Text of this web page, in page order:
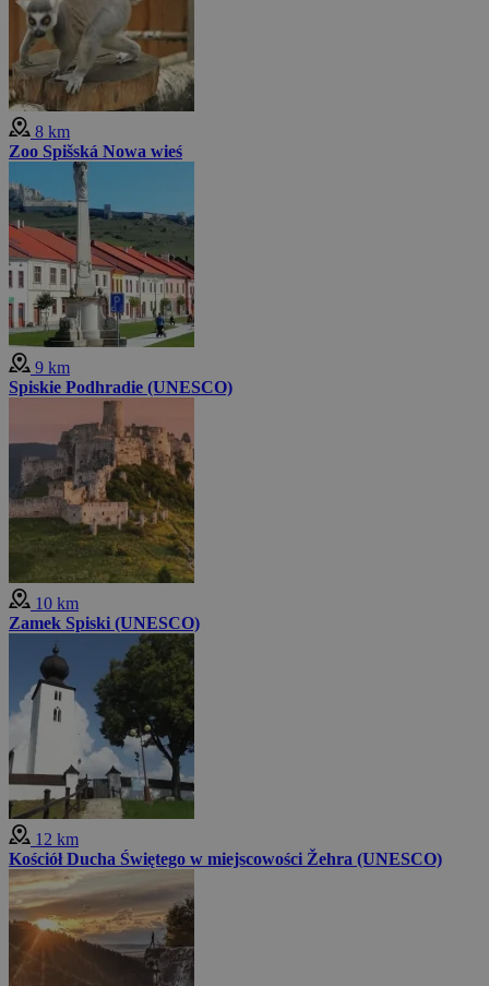
8 km
Zoo Spišská Nowa wieś
9 km
Spiskie Podhradie (UNESCO)
10 km
Zamek Spiski (UNESCO)
12 km
Kościół Ducha Świętego w miejscowości Žehra (UNESCO)